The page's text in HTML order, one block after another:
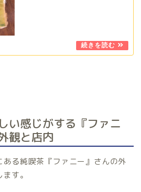
い感じがする『ファニ
観と店内
ある純喫茶『ファニー』さんの外
す。